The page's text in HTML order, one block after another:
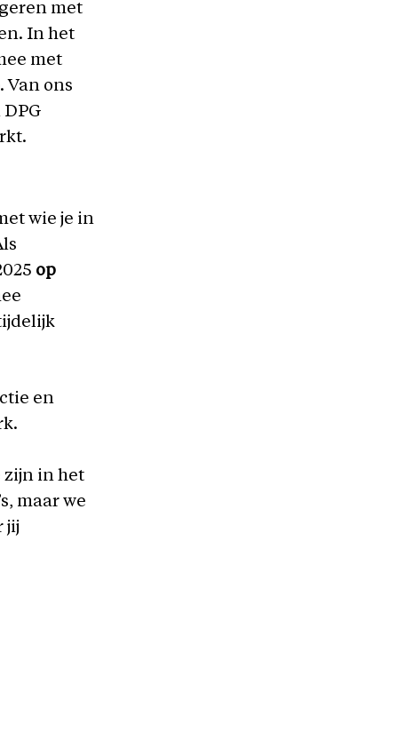
met
In het
met
Van ons
wie je in
op
en
zijn in het
maar we
jij